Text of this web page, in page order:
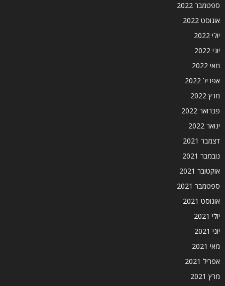
ספטמבר 2022
אוגוסט 2022
יולי 2022
יוני 2022
מאי 2022
אפריל 2022
מרץ 2022
פברואר 2022
ינואר 2022
דצמבר 2021
נובמבר 2021
אוקטובר 2021
ספטמבר 2021
אוגוסט 2021
יולי 2021
יוני 2021
מאי 2021
אפריל 2021
מרץ 2021